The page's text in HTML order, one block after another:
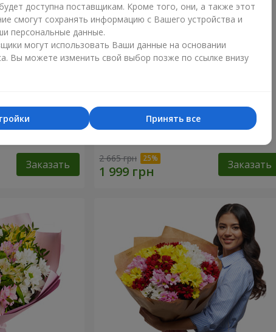
Заказать
Букет "Безе" из 15 белых хризантем
2 665 грн Заказать
доступна поставщикам. Кроме того, они, а также этот
смогут сохранять информацию с Вашего устройства и
персональные данные.
могут использовать Ваши данные на основании
Вы можете изменить свой выбор позже по ссылке внизу
Принять все